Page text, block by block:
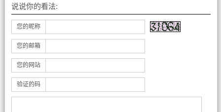
说说你的看法:
您的昵称
您的邮箱
您的网站
验证的码